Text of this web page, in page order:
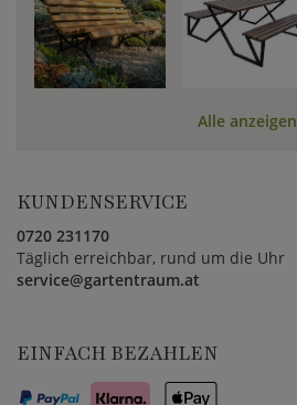
Alle anzeigen
KUNDENSERVICE
0720 231170
Täglich erreichbar, rund um die Uhr
service@gartentraum.at
EINFACH BEZAHLEN